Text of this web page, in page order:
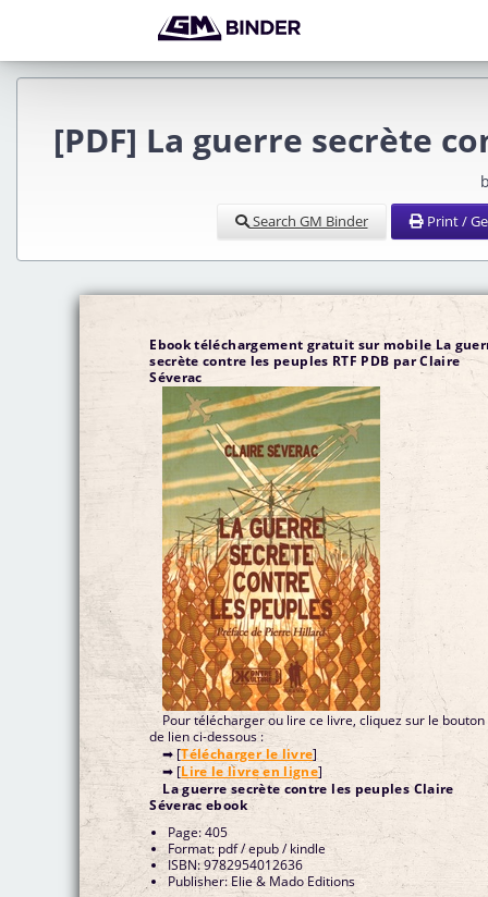
[PDF] La guerre secrète
Search GM Binder Print /
Ebook téléchargement gratuit sur mobile La
secrète contre les peuples RTF PDB par Claire
Séverac
Pour télécharger ou lire ce livre, cliquez sur le bouton
de lien ci-dessous :
➡ [Télécharger le livre]
➡ [Lire le livre en ligne]
La guerre secrète contre les peuples Claire
Séverac ebook
Page: 405
Format: pdf / epub / kindle
ISBN: 9782954012636
Publisher: Elie & Mado Editions